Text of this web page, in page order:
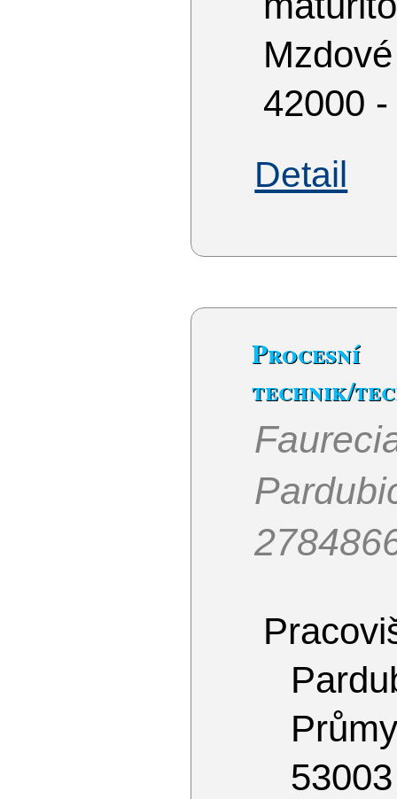
42000
Detail
Procesní
technik/